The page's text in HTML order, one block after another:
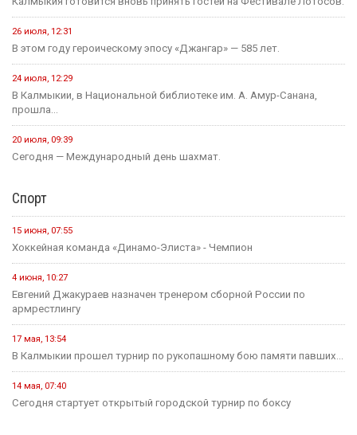
26 июля, 12:31
В этом году героическому эпосу «Джангар» — 585 лет.
24 июля, 12:29
В Калмыкии, в Национальной библиотеке им. А. Амур-Санана,
прошла...
20 июля, 09:39
Сегодня — Международный день шахмат.
Спорт
15 июня, 07:55
Хоккейная команда «Динамо-Элиста» - Чемпион
4 июня, 10:27
Евгений Джакураев назначен тренером сборной России по
армрестлингу
17 мая, 13:54
В Калмыкии прошел турнир по рукопашному бою памяти павших...
14 мая, 07:40
Сегодня стартует открытый городской турнир по боксу